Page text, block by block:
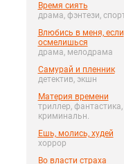
Время сиять
драма, фэнтези,
Влюбись в меня, если
осмелишься
драма, мелодрама
Самурай и пленник
детектив, экшн
Материя времени
триллер, фантастика,
криминальн.
Ешь, молись, худей
хоррор
Во власти страха